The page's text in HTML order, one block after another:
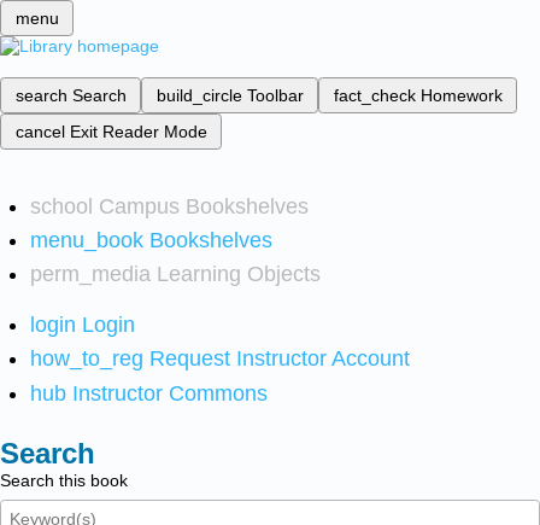
menu
search Search build_circle Toolbar fact_check Homework
cancel Exit Reader Mode
school Campus Bookshelves
menu_book Bookshelves
perm_media Learning Objects
login Login
how_to_reg Request Instructor Account
hub Instructor Commons
Search
Search this book